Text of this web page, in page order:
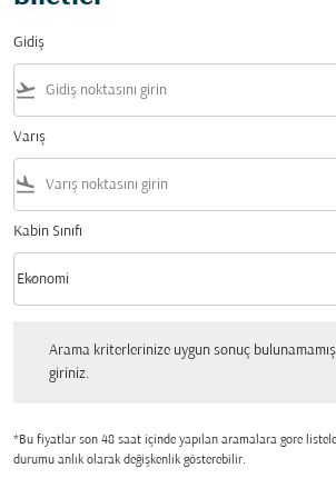
Gidiş
flight_takeoff
Varış
flight_land
Kabin Sınıfı
Kabin Sınıfı option Ekonomi Selected
Ekonomi
keyboard_arrow_down
Arama kriterlerinize uygun sonuç
giriniz.
*Bu fiyatlar son 48 saat içinde yapılan aramalara gore
durumu anlık olarak değişkenlik gösterebilir.